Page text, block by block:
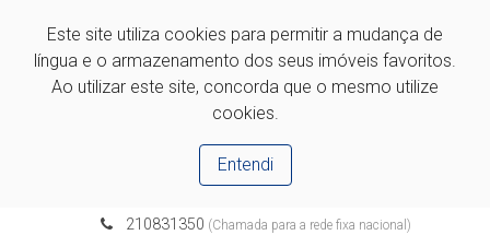
Este site utiliza cookies para permitir a mudança de
língua e o armazenamento dos seus imóveis favoritos.
Ao utilizar este site, concorda que o mesmo utilize
cookies.
Entendi
210831350 (Chamada para a rede fixa nacional)